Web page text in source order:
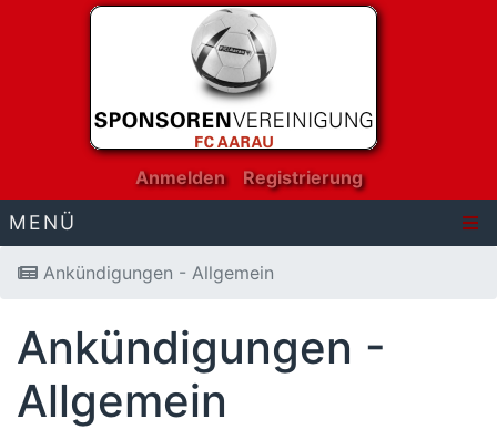
Anmelden Registrierung
MENÜ
Ankündigungen - Allgemein
Ankündigungen -
Allgemein